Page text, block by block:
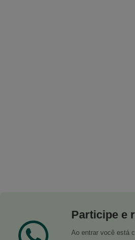
Participe e
Ao entrar você está